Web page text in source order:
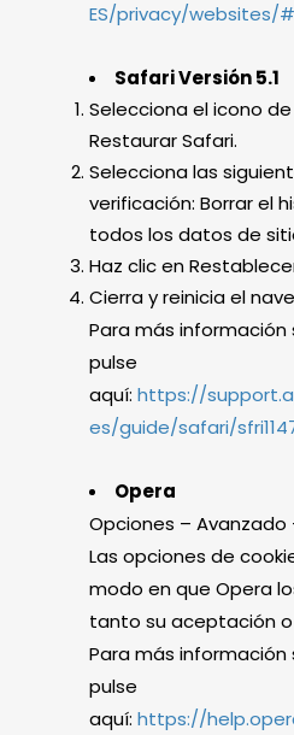
ES/privacy/websites/
Safari Versión 5.1
Selecciona el icono
Restaurar Safari.
Selecciona las
verificación: Borrar el
todos los datos de
Haz clic en
Cierra y reinicia el
Para más información
pulse
aquí: https://
es/guide/safari/
Opera
Opciones – Avanzado
Las opciones de
modo en que Opera
tanto su aceptación
Para más información
pulse
aquí: https://